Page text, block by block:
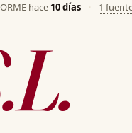
hace 10 días · 1